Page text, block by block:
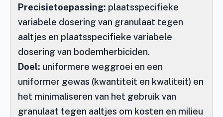
Precisietoepassing: plaatsspecifieke
variabele dosering van granulaat tegen
aaltjes en plaatsspecifieke variabele
dosering van bodemherbiciden.
Doel: uniformere weggroei en een
uniformer gewas (kwantiteit en kwaliteit) en
het minimaliseren van het gebruik van
granulaat tegen aaltjes om kosten en milieu